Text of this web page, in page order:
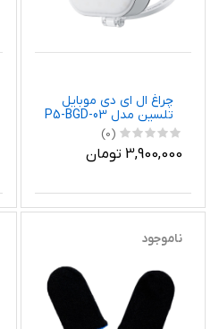
چراغ ال ای دی موبایل
تلسین مدل P5-BGD-03
(0)
3,900,000 تومان
ناموجود